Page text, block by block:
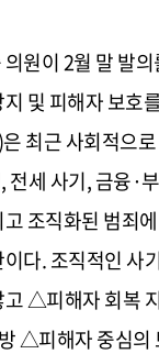
원이 2월 말 발
및 피해자 보호
최근 사회적으
전세 사기, 금융·
조직화된 범죄
다. 조직적인 사
고 △피해자 회복
△피해자 중심의